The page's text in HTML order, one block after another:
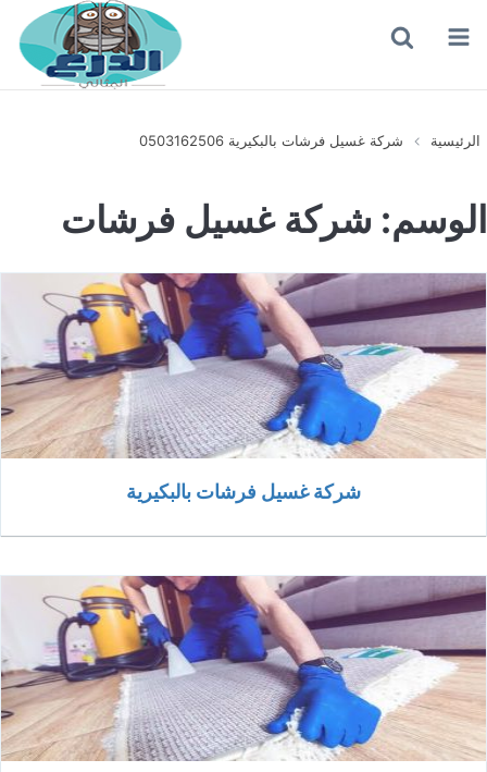
القائمة
الرئيسية شركة غسيل فرشات بالبكيرية 0503162506
الوسم: شركة غسيل فرشات
شركة غسيل فرشات بالبكيرية